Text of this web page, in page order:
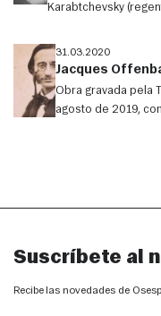
Karabtchevsky
31.03.2020
Jacques
Obra gravada pela
agosto de 2019,
Suscríbete al
Recibe las novedades de